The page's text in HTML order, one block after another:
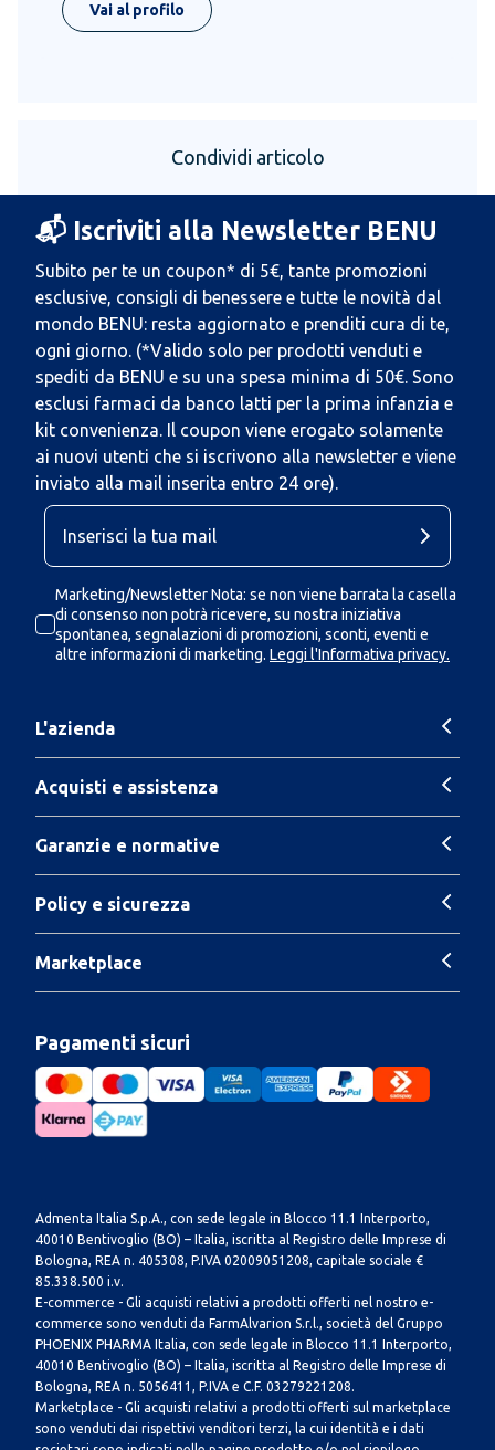
Vai al profilo
Condividi articolo
📬 Iscriviti alla Newsletter BENU
Subito per te un coupon* di 5€, tante promozioni
esclusive, consigli di benessere e tutte le novità dal
mondo BENU: resta aggiornato e prenditi cura di te,
ogni giorno. (*Valido solo per prodotti venduti e
spediti da BENU e su una spesa minima di 50€. Sono
esclusi farmaci da banco latti per la prima infanzia e
kit convenienza. Il coupon viene erogato solamente
ai nuovi utenti che si iscrivono alla newsletter e viene
inviato alla mail inserita entro 24 ore).
Marketing/Newsletter Nota: se non viene barrata la casella
di consenso non potrà ricevere, su nostra iniziativa
spontanea, segnalazioni di promozioni, sconti, eventi e
altre informazioni di marketing. Leggi l'Informativa privacy.
L'azienda
Acquisti e assistenza
Garanzie e normative
Policy e sicurezza
Marketplace
Pagamenti sicuri
Admenta Italia S.p.A., con sede legale in Blocco 11.1 Interporto,
40010 Bentivoglio (BO) – Italia, iscritta al Registro delle Imprese di
Bologna, REA n. 405308, P.IVA 02009051208, capitale sociale €
85.338.500 i.v.
E-commerce - Gli acquisti relativi a prodotti offerti nel nostro e-
commerce sono venduti da FarmAlvarion S.r.l., società del Gruppo
PHOENIX PHARMA Italia, con sede legale in Blocco 11.1 Interporto,
40010 Bentivoglio (BO) – Italia, iscritta al Registro delle Imprese di
Bologna, REA n. 5056411, P.IVA e C.F. 03279221208.
Marketplace - Gli acquisti relativi a prodotti offerti sul marketplace
sono venduti dai rispettivi venditori terzi, la cui identità e i dati